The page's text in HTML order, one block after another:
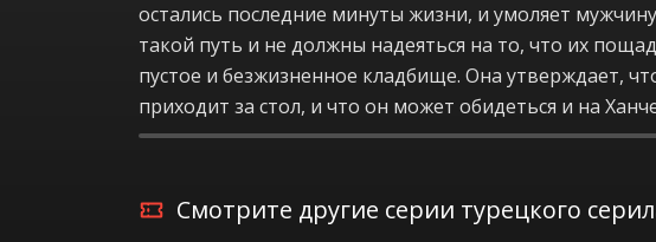
остались последние минуты жизни, и умоляет
такой путь и не должны надеяться на то, что их
пустое и безжизненное кладбище. Она утверждает,
приходит за стол, и что он может обидеться и на
Смотрите другие серии турецкого